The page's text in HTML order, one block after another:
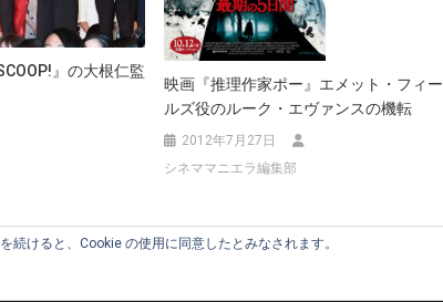
』の大根仁監
映画『推理作家ポー』エメット・フィー
ルズ役のルーク・エヴァンスの機転
2012年7月27日
シネママニエラ編集部
けると、Cookie の使用に同意したとみなされます。